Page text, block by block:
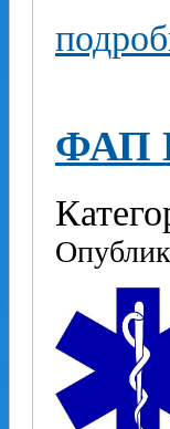
ФАП